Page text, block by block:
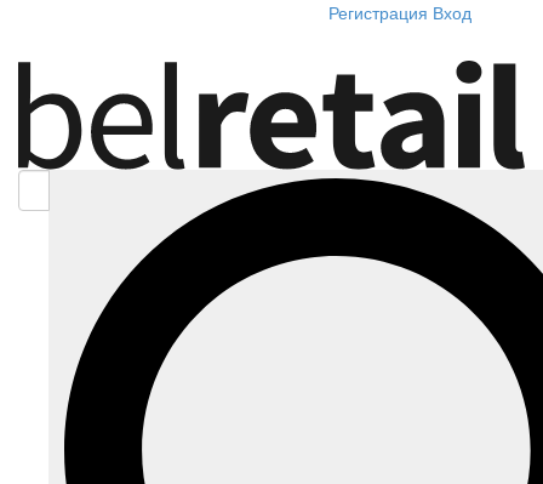
Регистрация Вход